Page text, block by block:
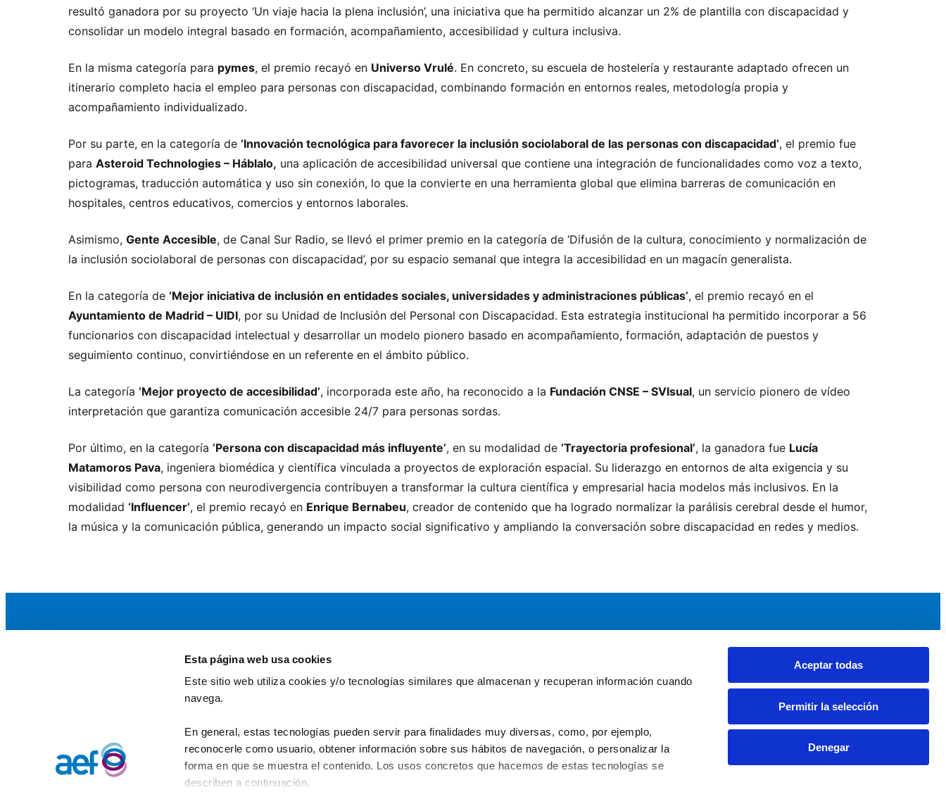
Esta página web usa cookies
Este sitio web utiliza cookies y/o tecnologías similares que almacenan y recuperan información cuando
navega.
En general, estas tecnologías pueden servir para finalidades muy diversas, como, por ejemplo,
reconocerle como usuario, obtener información sobre sus hábitos de navegación, o personalizar la
forma en que se muestra el contenido. Los usos concretos que hacemos de estas tecnologías se
describen a continuación.
Aceptar todas
Permitir la selección
Denegar
resultó ganadora por su proyecto ‘Un viaje hacia la plena inclusión’, una iniciativa que ha permitido alcanzar un 2% de plantilla con discapacidad y
consolidar un modelo integral basado en formación, acompañamiento, accesibilidad y cultura inclusiva.
En la misma categoría para pymes, el premio recayó en Universo Vrulé. En concreto, su escuela de hostelería y restaurante adaptado ofrecen un
itinerario completo hacia el empleo para personas con discapacidad, combinando formación en entornos reales, metodología propia y
acompañamiento individualizado.
Por su parte, en la categoría de ‘Innovación tecnológica para favorecer la inclusión sociolaboral de las personas con discapacidad’, el premio fue
para Asteroid Technologies – Háblalo, una aplicación de accesibilidad universal que contiene una integración de funcionalidades como voz a texto,
pictogramas, traducción automática y uso sin conexión, lo que la convierte en una herramienta global que elimina barreras de comunicación en
hospitales, centros educativos, comercios y entornos laborales.
Asimismo, Gente Accesible, de Canal Sur Radio, se llevó el primer premio en la categoría de ‘Difusión de la cultura, conocimiento y normalización de
la inclusión sociolaboral de personas con discapacidad’, por su espacio semanal que integra la accesibilidad en un magacín generalista.
En la categoría de ‘Mejor iniciativa de inclusión en entidades sociales, universidades y administraciones públicas’, el premio recayó en el
Ayuntamiento de Madrid – UIDI, por su Unidad de Inclusión del Personal con Discapacidad. Esta estrategia institucional ha permitido incorporar a 56
funcionarios con discapacidad intelectual y desarrollar un modelo pionero basado en acompañamiento, formación, adaptación de puestos y
seguimiento continuo, convirtiéndose en un referente en el ámbito público.
La categoría ‘Mejor proyecto de accesibilidad’, incorporada este año, ha reconocido a la Fundación CNSE – SVIsual, un servicio pionero de vídeo
interpretación que garantiza comunicación accesible 24/7 para personas sordas.
Por último, en la categoría ‘Persona con discapacidad más influyente’, en su modalidad de ‘Trayectoria profesional’, la ganadora fue Lucía
Matamoros Pava, ingeniera biomédica y científica vinculada a proyectos de exploración espacial. Su liderazgo en entornos de alta exigencia y su
visibilidad como persona con neurodivergencia contribuyen a transformar la cultura científica y empresarial hacia modelos más inclusivos. En la
modalidad ‘Influencer’, el premio recayó en Enrique Bernabeu, creador de contenido que ha logrado normalizar la parálisis cerebral desde el humor,
la música y la comunicación pública, generando un impacto social significativo y ampliando la conversación sobre discapacidad en redes y medios.
Quienes somos
Canal ético
Convocatoria de Fundaciones
Fundaciones por el Clima
Noticias y Eventos
Noticias AEF
Sala de prensa